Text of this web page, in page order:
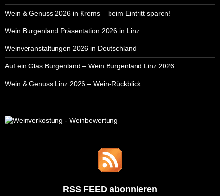
Wein & Genuss 2026 in Krems – beim Eintritt sparen!
Wein Burgenland Präsentation 2026 in Linz
Weinveranstaltungen 2026 in Deutschland
Auf ein Glas Burgenland – Wein Burgenland Linz 2026
Wein & Genuss Linz 2026 – Wein-Rückblick
RSS FEED abonnieren